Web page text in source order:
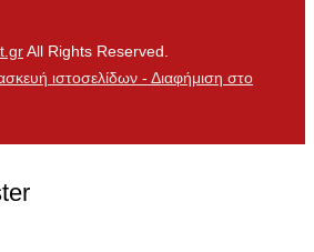
All Rights Reserved.
ιστοσελίδων - Διαφήμιση στο